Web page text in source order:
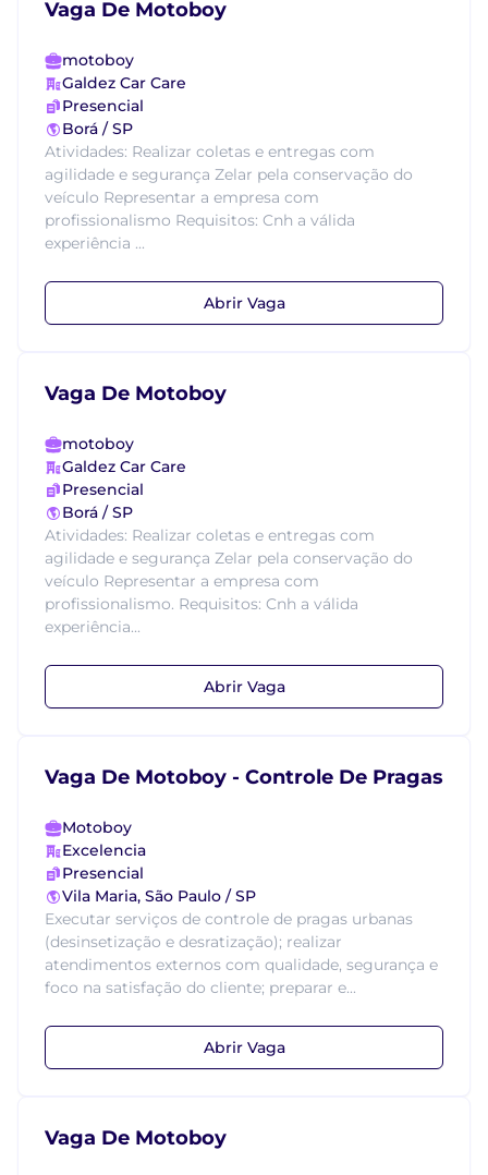
Vaga De Motoboy
motoboy
Galdez Car Care
Presencial
Borá / SP
Atividades: Realizar coletas e entregas com
agilidade e segurança Zelar pela conservação do
veículo Representar a empresa com
profissionalismo Requisitos: Cnh a válida
experiência ...
Abrir Vaga
Vaga De Motoboy
motoboy
Galdez Car Care
Presencial
Borá / SP
Atividades: Realizar coletas e entregas com
agilidade e segurança Zelar pela conservação do
veículo Representar a empresa com
profissionalismo. Requisitos: Cnh a válida
experiência...
Abrir Vaga
Vaga De Motoboy - Controle De Pragas
Motoboy
Excelencia
Presencial
Vila Maria, São Paulo / SP
Executar serviços de controle de pragas urbanas
(desinsetização e desratização); realizar
atendimentos externos com qualidade, segurança e
foco na satisfação do cliente; preparar e...
Abrir Vaga
Vaga De Motoboy